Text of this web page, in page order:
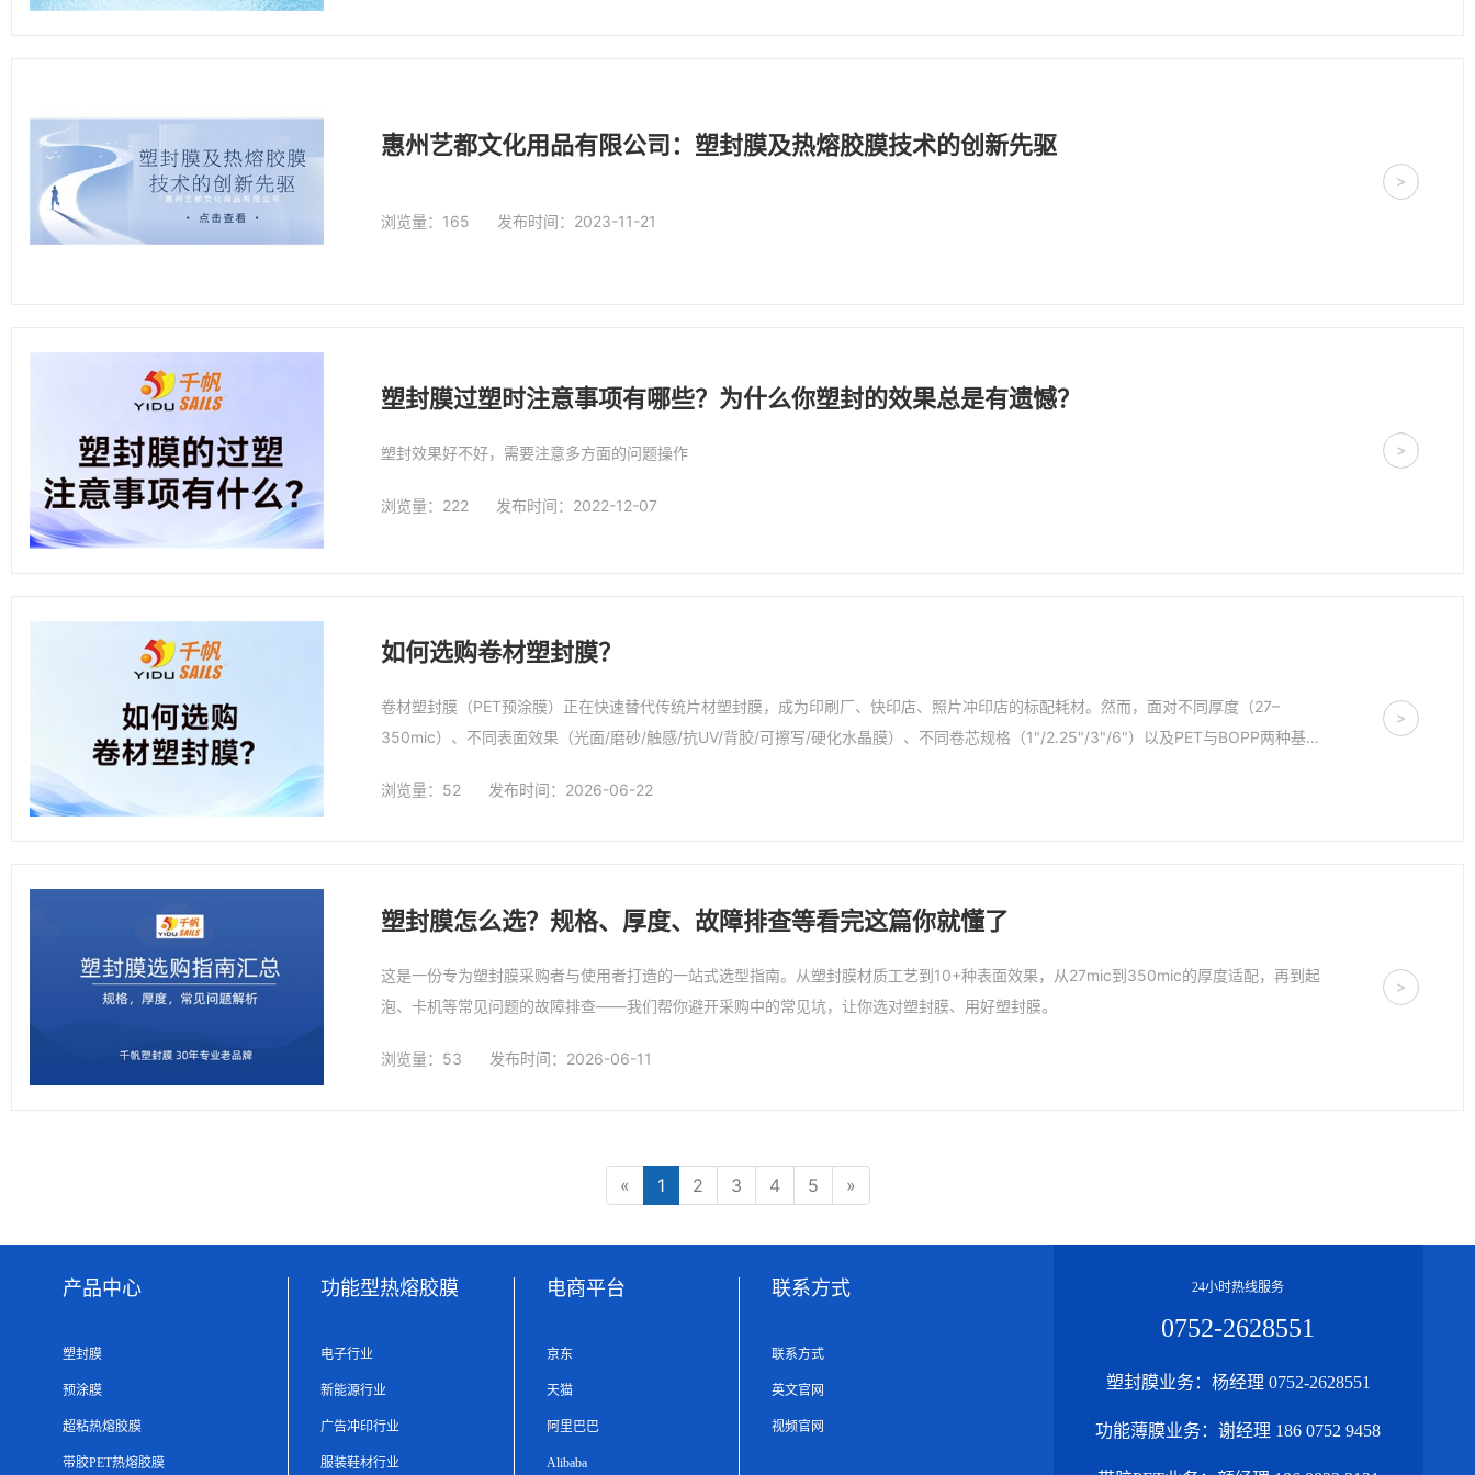
惠州艺都文化用品有限公司：塑封膜及热熔胶膜技术的创新先驱
浏览量：165 发布时间：2023-11-21
>
塑封膜过塑时注意事项有哪些？为什么你塑封的效果总是有遗憾？
塑封效果好不好，需要注意多方面的问题操作
浏览量：222 发布时间：2022-12-07
>
如何选购卷材塑封膜？
卷材塑封膜（PET预涂膜）正在快速替代传统片材塑封膜，成为印刷厂、快印店、照片冲印店的标配耗材。然而，面对不同厚度（27–
350mic）、不同表面效果（光面/磨砂/触感/抗UV/背胶/可擦写/硬化水晶膜）、不同卷芯规格（1"/2.25"/3"/6"）以及PET与BOPP两种基材
浏览量：52
发布时间：2026-06-22
>
塑封膜怎么选？规格、厚度、故障排查等看完这篇你就懂了
这是一份专为塑封膜采购者与使用者打造的一站式选型指南。从塑封膜材质工艺到10+种表面效果，从27mic到350mic的厚度适配，再到起
泡、卡机等常见问题的故障排查——我们帮你避开采购中的常见坑，让你选对塑封膜、用好塑封膜。
浏览量：53 发布时间：2026-06-11
>
« 1 2 3 4 5 »
产品中心
塑封膜
预涂膜
超粘热熔胶膜
带胶PET热熔胶膜
功能型热熔胶膜
电子行业
新能源行业
广告冲印行业
服装鞋材行业
电商平台
京东
天猫
阿里巴巴
Alibaba
联系方式
联系方式
英文官网
视频官网
24小时热线服务
0752-2628551
塑封膜业务：杨经理 0752-2628551
功能薄膜业务：谢经理 186 0752 9458